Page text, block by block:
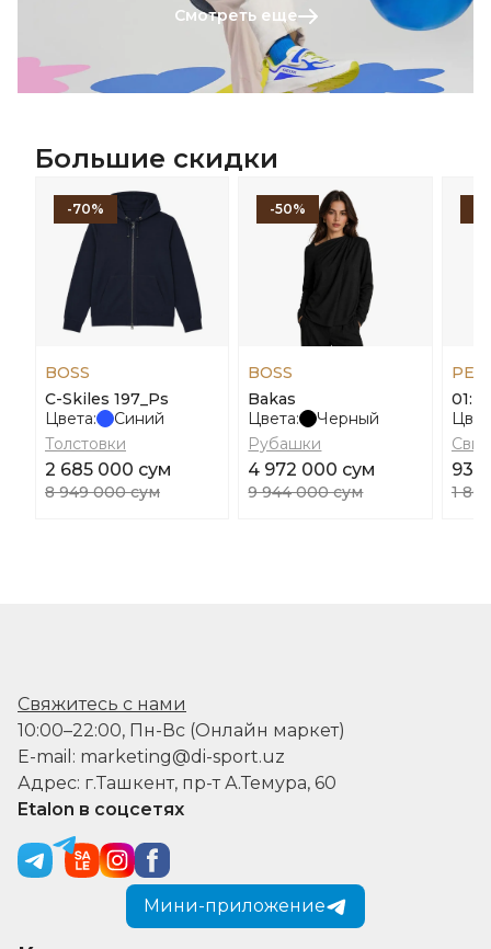
Смотреть еще
Большие скидки
-70%
BOSS
C-Skiles 197_Ps
Цвета:
Синий
Толстовки
2 685 000 сум
8 949 000 сум
-50%
BOSS
Bakas
Цвета:
Черный
Рубашки
4 972 000 сум
9 944 000 сум
01:
930
1
Свяжитесь с нами
10:00–22:00, Пн-Вс (Онлайн маркет)
E-mail: marketing@di-sport.uz
Адрес: г.Ташкент, пр-т А.Темура, 60
Etalon в соцсетях
Мини-приложение